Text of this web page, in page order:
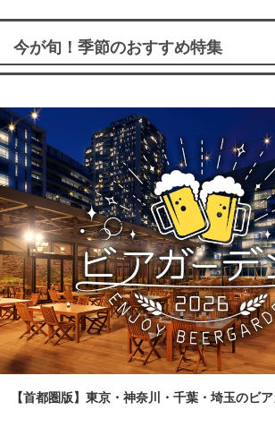
今が旬！季節のおすすめ特集
【首都圏版】東京・神奈川・千葉・埼玉のビ